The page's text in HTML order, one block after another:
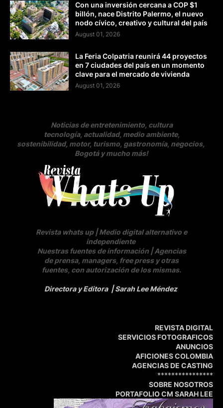
Con una inversión cercana a COP $1
billón, nace Distrito Palermo, el nuevo
nodo cívico, creativo y cultural del país
August 01, 2026
La Feria Colpatria reunirá 44 proyectos
en 7 ciudades del país en un momento
clave para el mercado de vivienda
August 01, 2026
Noticias de entretenimiento, cultura
tecnología, actualidad, medio ambiente,
sostenibilidad, motor, turismo, gastronomía, negocios,
Bogotá y mucho más!
Revista whats up | Medio digital alternativo e
independiente
Nuestras fuentes de información | Agencias
de prensa, managers, free press y otras
fuentes, con autorización de los mismas.
Directora y Editora| Sarah Lee Méndez
REVISTA DIGITAL
SERVICIOS FOTOGRAFICOS
ANUNCIOS
AFICIONES COLOMBIA
AGENCIAS DE CASTING
****************
SOBRE NOSOTROS
PORTAFOLIO CM SARAH LEE